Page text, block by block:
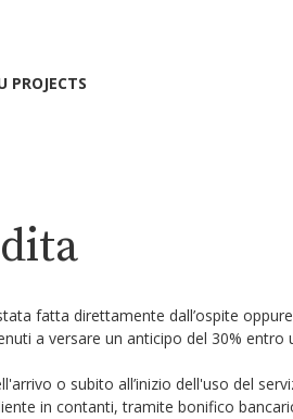
PROJECTS
fatta direttamente dall’ospite
a versare un anticipo del 30%
o subito all’inizio dell'uso del
in contanti, tramite bonifico